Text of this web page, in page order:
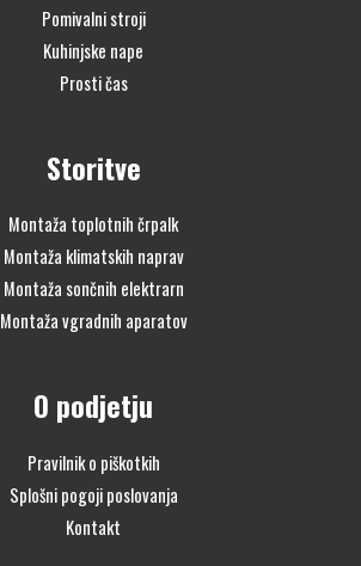
Pomivalni stroji
Kuhinjske nape
Prosti čas
Storitve
Montaža toplotnih črpalk
Montaža klimatskih naprav
Montaža sončnih elektrarn
Montaža vgradnih aparatov
O podjetju
Pravilnik o piškotkih
Splošni pogoji poslovanja
Kontakt